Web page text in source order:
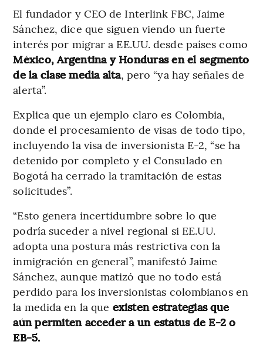
El fundador y CEO de Interlink FBC, Jaime
Sánchez, dice que siguen viendo un fuerte
interés por migrar a EE.UU. desde países como
México, Argentina y Honduras en el segmento
de la clase media alta, pero “ya hay señales de
alerta”.
Explica que un ejemplo claro es Colombia,
donde el procesamiento de visas de todo tipo,
incluyendo la visa de inversionista E-2, “se ha
detenido por completo y el Consulado en
Bogotá ha cerrado la tramitación de estas
solicitudes”.
“Esto genera incertidumbre sobre lo que
podría suceder a nivel regional si EE.UU.
adopta una postura más restrictiva con la
inmigración en general”, manifestó Jaime
Sánchez, aunque matizó que no todo está
perdido para los inversionistas colombianos en
la medida en la que existen estrategias que
aún permiten acceder a un estatus de E-2 o
EB-5.